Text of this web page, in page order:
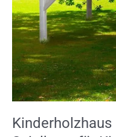
Kinderholzhaus
Haus
Turm
Holz
Spielehaus